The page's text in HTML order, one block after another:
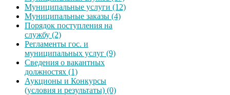
Муниципальные услуги (12)
Муниципальные заказы (4)
Порядок поступления на
службу (2)
Регламенты гос. и
муниципальных услуг (9)
Сведения о вакантных
должностях (1)
Аукционы и Конкурсы
(условия и результаты) (0)